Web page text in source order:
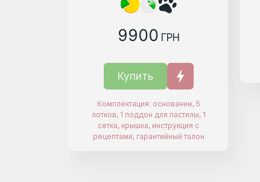
9900 ГРН
Купить
Комплектация: основание, 5
лотков, 1 поддон для пастилы, 1
сетка, крышка, инструкция с
рецептами, гарантийный талон